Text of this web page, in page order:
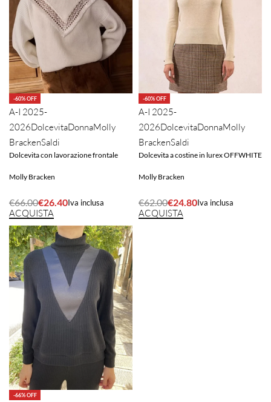
-60% OFF
A-I 2025-
2026DolcevitaDonnaMolly
BrackenSaldi
Dolcevita con lavorazione frontale
Molly Bracken
€66.00€26.40Iva inclusa
ACQUISTA
-60% OFF
A-I 2025-
2026DolcevitaDonnaMolly
BrackenSaldi
Dolcevita a costine in lurex OFFWHITE
Molly Bracken
€62.00€24.80Iva inclusa
ACQUISTA
-66% OFF